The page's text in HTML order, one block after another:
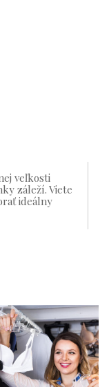
veľkosti
záleží. Viete
ideálny